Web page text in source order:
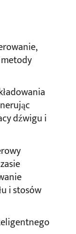
dźwigu i
i stosów